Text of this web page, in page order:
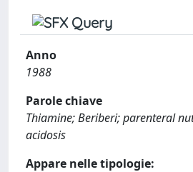
Anno
1988
Parole chiave
Thiamine; Beriberi; parenteral
acidosis
Appare nelle tipologie: